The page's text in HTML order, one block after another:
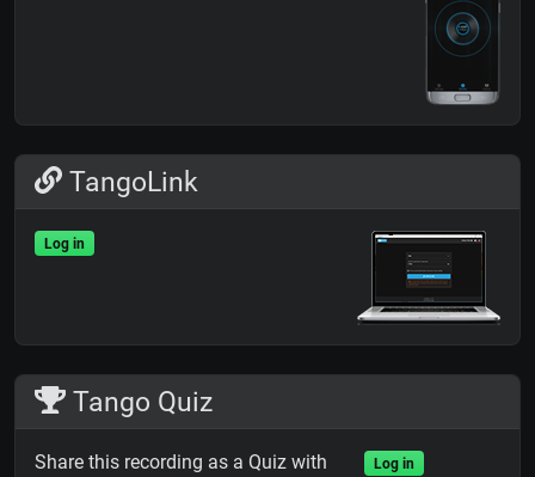
TangoLink
Log in
Tango Quiz
Share this recording as a Quiz with
Log in